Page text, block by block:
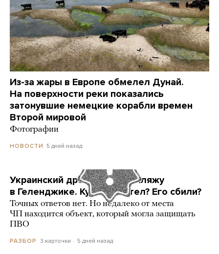
Из-за жары в Европе обмелел Дунай.
На поверхности реки показались
затонувшие немецкие корабли времен
Второй мировой
Фотографии
НОВОСТИ 5 дней назад
Украинский дрон попал по пляжу
в Геленджике. Куда он летел? Его сбили?
Точных ответов нет. Но недалеко от места
ЧП находится объект, который могла защищать
ПВО
РАЗБОР 3 карточки 5 дней назад